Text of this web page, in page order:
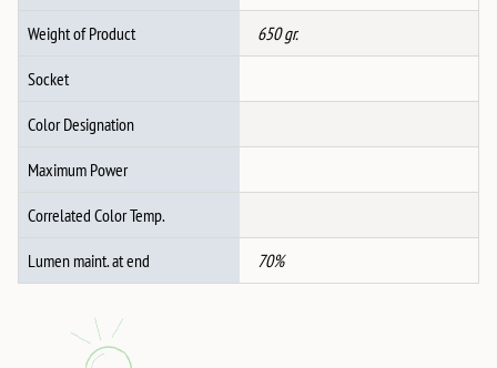
Weight of Product 650 gr.
Socket
Color Designation
Maximum Power
Correlated Color Temp.
Lumen maint. at end 70%